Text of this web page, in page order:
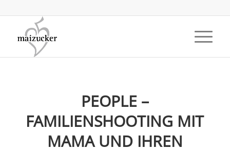
PEOPLE –
FAMILIENSHOOTING MIT
MAMA UND IHREN